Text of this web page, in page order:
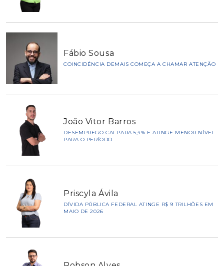
Fábio Sousa
COINCIDÊNCIA DEMAIS COMEÇA A CHAMAR ATENÇÃO
João Vitor Barros
DESEMPREGO CAI PARA 5,4% E ATINGE MENOR NÍVEL
PARA O PERÍODO
Priscyla Ávila
DÍVIDA PÚBLICA FEDERAL ATINGE R$ 9 TRILHÕES EM
MAIO DE 2026